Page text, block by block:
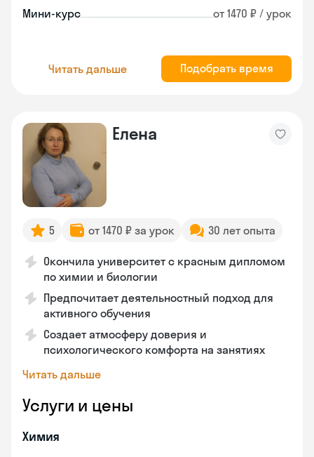
Мини-курс от 1470 ₽ / урок
Читать дальше Подобрать время
Елена
5 от 1470 ₽ за урок 30 лет опыта
Окончила университет с красным дипломом
по химии и биологии
Предпочитает деятельностный подход для
активного обучения
Создает атмосферу доверия и
психологического комфорта на занятиях
Читать дальше
Услуги и цены
Химия